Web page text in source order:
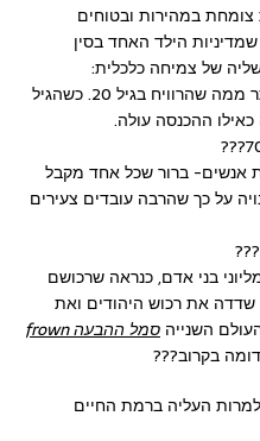
במהירות ובטוחים
הילד האחד בסין
של צמיחה כלכלית:
1. כמעט כל אדם מרוויח בגיל 40 יותר ממה שהרוויח בגיל 20. כשהגיל
ההכנסה עולה.
אנשים- ברור שכל אחד מקבל
על כך שהרבה עובדים צעירים
בני אדם, כנראה שרכושם
שדדה את רכוש היהודים ואת
השנייה סמל ההבעה ‏‎frown‎‏
בקרוב???
למרות העליה ברמת החיים